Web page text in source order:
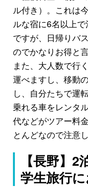
ル付き）。これは
ルな宿に6名以上
ですが、日帰りバ
のでかなりお得と言
また、大人数で行
運べますし、移動
し、自分たちで運
乗れる車をレンタ
代などがツアー料
とんどなので注意
【長野】
学生旅行